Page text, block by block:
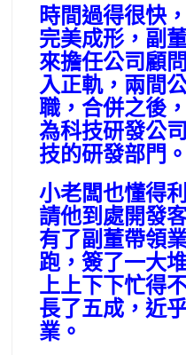
時間過得很快
完美成形，副
來擔任公司顧
入正軌，兩間
職，合併之後
為科技研發公
技的研發部門。
小老闆也懂得
請他到處開發
有了副董帶領
跑，簽了一大
上上下下忙得
長了五成，近
業。